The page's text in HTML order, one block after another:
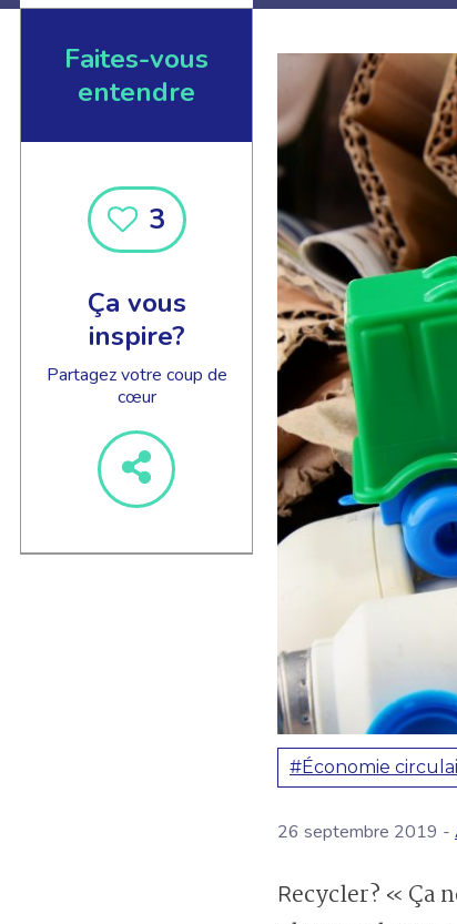
Faites-vous
entendre
3
Ça vous
inspire?
Partagez votre coup de
cœur
#Économie
26 septembre 2019 -
Recycler? « Ça ne sert à rien : tout finit aux poubelles de toute manière. » En répétant cette